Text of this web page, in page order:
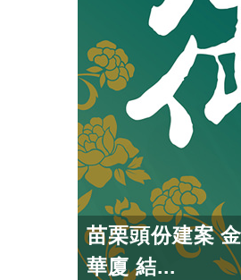
苗栗頭份建案
華廈 結...